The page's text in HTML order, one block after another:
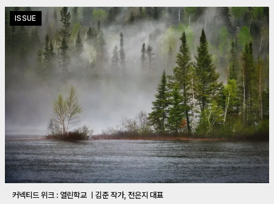
ISSUE
커넥티드 위크 : 열린학교 ㅣ김준 작가, 전은지 대표